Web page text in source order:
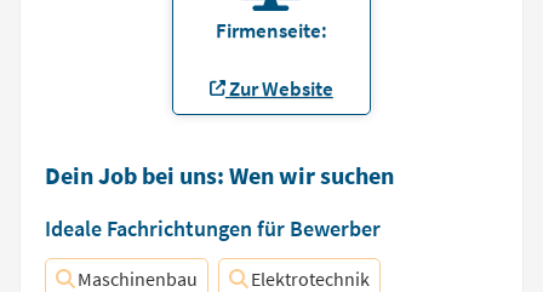
Firmenseite:
Zur Website
Dein Job bei uns: Wen wir suchen
Ideale Fachrichtungen für Bewerber
Maschinenbau Elektrotechnik